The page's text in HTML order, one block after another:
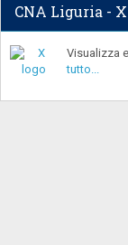
CNA Liguria - X
Visualizza
tutto...